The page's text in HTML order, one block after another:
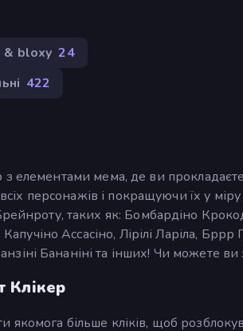
& bloxy 24
422
елементами мема, де ви
персонажів і покращуючи їх у
таких як: Бомбардіно
Ассасіно, Лірілі Ларіла, Бррр
Бананіні та інших! Чи можете ви
Клікер
якомога більше кліків, щоб